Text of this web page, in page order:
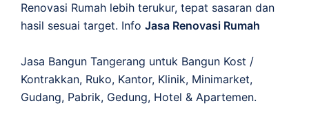
Renovasi Rumah lebih terukur, tepat sasaran dan
hasil sesuai target. Info Jasa Renovasi Rumah
Jasa Bangun Tangerang untuk Bangun Kost /
Kontrakkan, Ruko, Kantor, Klinik, Minimarket,
Gudang, Pabrik, Gedung, Hotel & Apartemen.